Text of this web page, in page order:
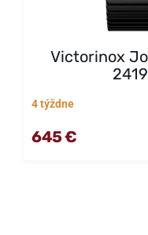
Victorinox
4 týždne
645 €